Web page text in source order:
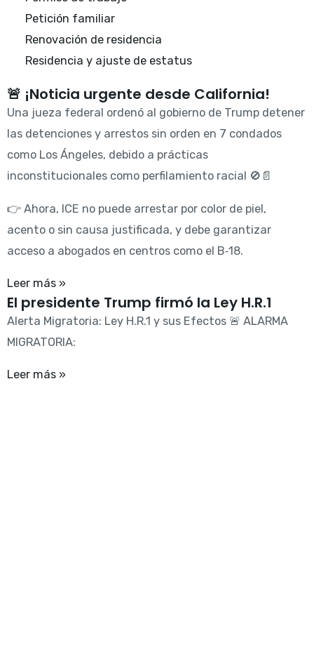
Petición familiar
Renovación de residencia
Residencia y ajuste de estatus
🚨 ¡Noticia urgente desde California!
Una jueza federal ordenó al gobierno de Trump detener
las detenciones y arrestos sin orden en 7 condados
como Los Ángeles, debido a prácticas
inconstitucionales como perfilamiento racial 🚫📄
👉 Ahora, ICE no puede arrestar por color de piel,
acento o sin causa justificada, y debe garantizar
acceso a abogados en centros como el B‑18.
Leer más »
El presidente Trump firmó la Ley H.R.1
Alerta Migratoria: Ley H.R.1 y sus Efectos 🚨 ALARMA
MIGRATORIA:
Leer más »